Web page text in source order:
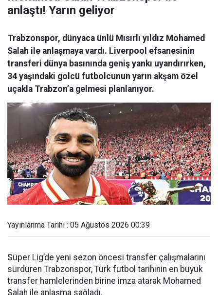
anlaştı! Yarın geliyor
Trabzonspor, dünyaca ünlü Mısırlı yıldız Mohamed
Salah ile anlaşmaya vardı. Liverpool efsanesinin
transferi dünya basınında geniş yankı uyandırırken,
34 yaşındaki golcü futbolcunun yarın akşam özel
uçakla Trabzon’a gelmesi planlanıyor.
Yayınlanma Tarihi : 05 Ağustos 2026 00:39
Süper Lig’de yeni sezon öncesi transfer çalışmalarını
sürdüren Trabzonspor, Türk futbol tarihinin en büyük
transfer hamlelerinden birine imza atarak Mohamed
Salah ile anlaşma sağladı.